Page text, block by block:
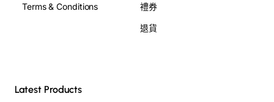
Terms & Conditions 禮券
退貨
Latest Products